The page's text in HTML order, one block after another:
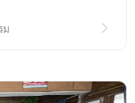
ม